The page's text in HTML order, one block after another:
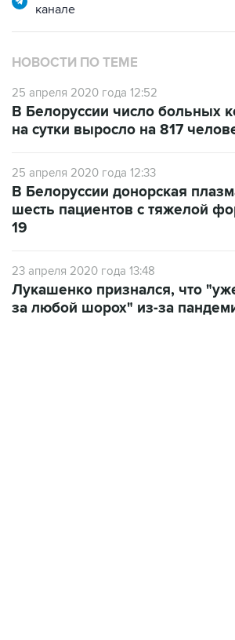
канале
НОВОСТИ ПО ТЕМЕ
25 апреля 2020 года 12:52
В Белоруссии число больных
на сутки выросло на 817
25 апреля 2020 года 12:33
В Белоруссии донорская
шесть пациентов с тяжелой
19
23 апреля 2020 года 13:48
Лукашенко признался, что
за любой шорох" из-за